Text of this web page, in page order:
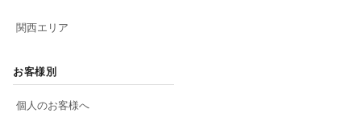
関西エリア
お客様別
個人のお客様へ